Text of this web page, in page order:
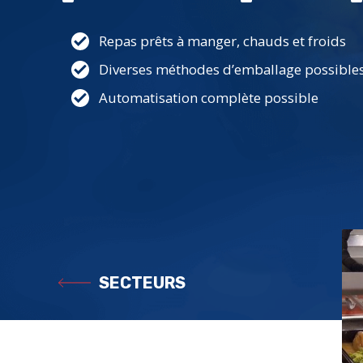
Repas prêts à manger, chauds et froids
Diverses méthodes d’emballage
Automatisation complète possible
SECTEURS